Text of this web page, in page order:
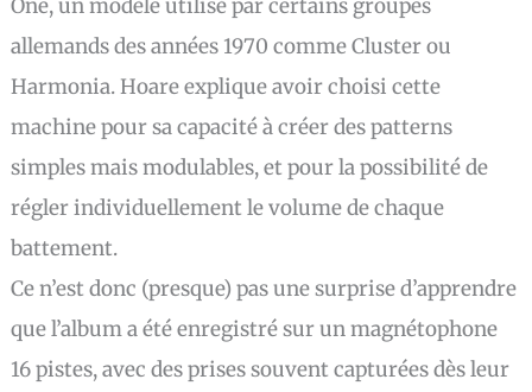
One, un modèle utilisé par certains groupes
allemands des années 1970 comme Cluster ou
Harmonia. Hoare explique avoir choisi cette
machine pour sa capacité à créer des patterns
simples mais modulables, et pour la possibilité de
régler individuellement le volume de chaque
battement.
Ce n’est donc (presque) pas une surprise d’apprendre
que l’album a été enregistré sur un magnétophone
16 pistes, avec des prises souvent capturées dès leur